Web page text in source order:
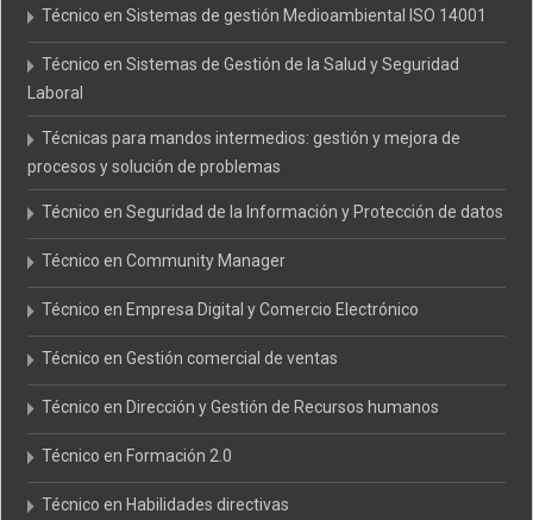
Técnico en Sistemas de gestión Medioambiental ISO 14001
Técnico en Sistemas de Gestión de la Salud y Seguridad
Laboral
Técnicas para mandos intermedios: gestión y mejora de
procesos y solución de problemas
Técnico en Seguridad de la Información y Protección de datos
Técnico en Community Manager
Técnico en Empresa Digital y Comercio Electrónico
Técnico en Gestión comercial de ventas
Técnico en Dirección y Gestión de Recursos humanos
Técnico en Formación 2.0
Técnico en Habilidades directivas